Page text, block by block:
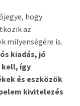
hogy
az
milyenségére is.
kiadás, jó
kell, így
és eszközök
kivitelezés